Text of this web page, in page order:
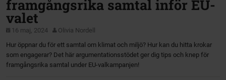
framgångsrika samtal inför EU-
valet
16 maj, 2024
Olivia Nordell
Hur öppnar du för ett samtal om klimat och miljö? Hur kan du hitta krokar
som engagerar? Det här argumentationsstödet ger dig tips och knep för
framgångsrika samtal under EU-valkampanjen!